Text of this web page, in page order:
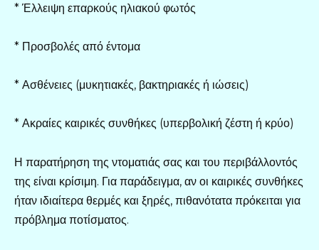
* Έλλειψη επαρκούς ηλιακού φωτός
* Προσβολές από έντομα
* Ασθένειες (μυκητιακές, βακτηριακές ή ιώσεις)
* Ακραίες καιρικές συνθήκες (υπερβολική ζέστη ή κρύο)
Η παρατήρηση της ντοματιάς σας και του περιβάλλοντός
της είναι κρίσιμη. Για παράδειγμα, αν οι καιρικές συνθήκες
ήταν ιδιαίτερα θερμές και ξηρές, πιθανότατα πρόκειται για
πρόβλημα ποτίσματος.